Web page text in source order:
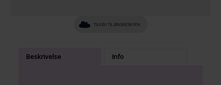
TILFØJ TIL ØNSKESKYEN
Beskrivelse Info